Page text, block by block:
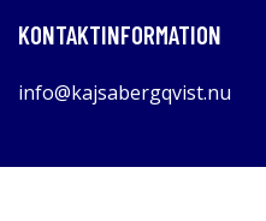
KONTAKTINFORMATION
info@kajsabergqvist.nu